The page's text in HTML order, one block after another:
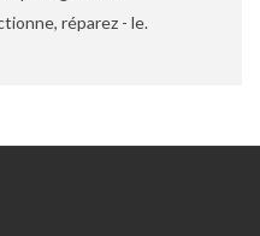
réparez - le.